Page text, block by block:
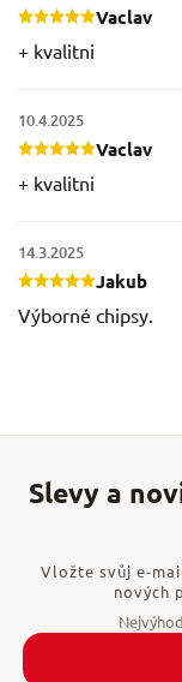
Vaclav
+ kvalitni
Vaclav
10.4.2025
+ kvalitni
Jakub
14.3.2025
Výborné chipsy.
Vložte svůj e-
nových